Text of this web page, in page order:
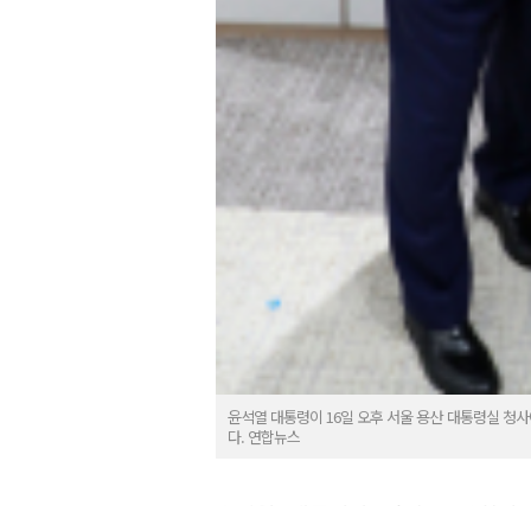
윤석열 대통령이 16일 오후 서울 용산 대통령실 청
다. 연합뉴스